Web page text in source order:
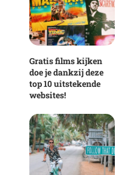
Gratis films kijken
doe je dankzij deze
top 10 uitstekende
websites!